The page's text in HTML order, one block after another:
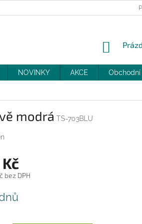
MOJE
NOVINKY AKCE
modrá TS-703BLU
bez DPH